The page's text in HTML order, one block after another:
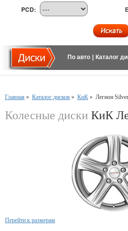
PCD:
По авто Каталог
Главная » Каталог дисков » КиК » Легион Silver
Колесные диски КиК
Перейти к размерам